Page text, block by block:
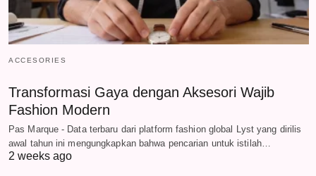
ACCESORIES
Transformasi Gaya dengan Aksesori Wajib
Fashion Modern
Pas Marque - Data terbaru dari platform fashion global Lyst yang dirilis
awal tahun ini mengungkapkan bahwa pencarian untuk istilah…
2 weeks ago